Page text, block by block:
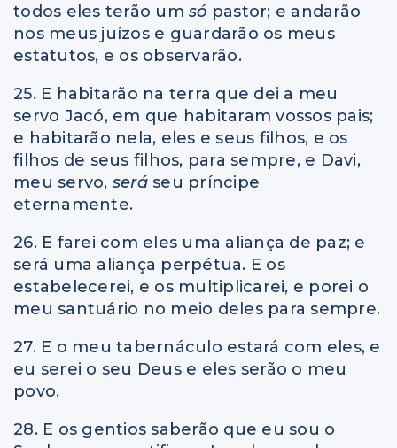
todos eles terão um só pastor; e andarão
nos meus juízos e guardarão os meus
estatutos, e os observarão.
25. E habitarão na terra que dei a meu
servo Jacó, em que habitaram vossos pais;
e habitarão nela, eles e seus filhos, e os
filhos de seus filhos, para sempre, e Davi,
meu servo, será seu príncipe
eternamente.
26. E farei com eles uma aliança de paz; e
será uma aliança perpétua. E os
estabelecerei, e os multiplicarei, e porei o
meu santuário no meio deles para sempre.
27. E o meu tabernáculo estará com eles, e
eu serei o seu Deus e eles serão o meu
povo.
28. E os gentios saberão que eu sou o